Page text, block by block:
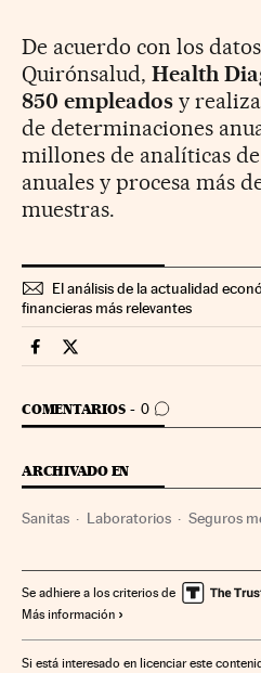
De acuerdo con los
Quirónsalud, Health
850 empleadosy
de determinaciones
millones de analíticas
anuales y procesa más
muestras.
El análisis de la actualidad
financieras más relevantes
Companias Cinco Días en
Companias Cinco Días en
COMENTARIOS 0
IR A LOS COMENTARIOS
ARCHIVADO EN
Sanitas Laboratorios Seguros
Empresas Economía Sanidad
Se adhiere a los criterios de
Más información
Si está interesado en licenciar este